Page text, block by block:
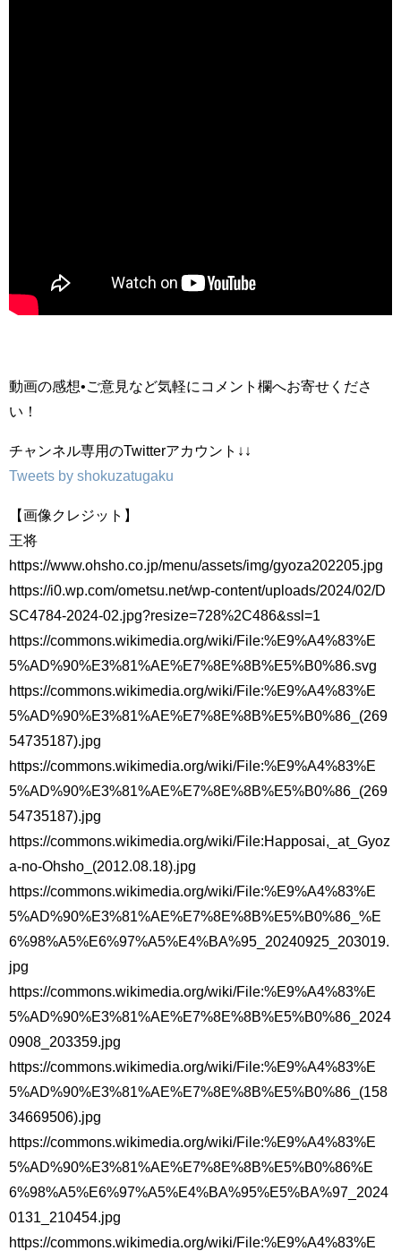
動画の感想•ご意見など気軽にコメント欄へお寄せくださ
い！
チャンネル専用のTwitterアカウント↓↓
Tweets by shokuzatugaku
【画像クレジット】
王将
https://www.ohsho.co.jp/menu/assets/img/gyoza202205.jpg
https://i0.wp.com/ometsu.net/wp-content/uploads/2024/02/D
SC4784-2024-02.jpg?resize=728%2C486&ssl=1
https://commons.wikimedia.org/wiki/File:%E9%A4%83%E
5%AD%90%E3%81%AE%E7%8E%8B%E5%B0%86.svg
https://commons.wikimedia.org/wiki/File:%E9%A4%83%E
5%AD%90%E3%81%AE%E7%8E%8B%E5%B0%86_(269
54735187).jpg
https://commons.wikimedia.org/wiki/File:%E9%A4%83%E
5%AD%90%E3%81%AE%E7%8E%8B%E5%B0%86_(269
54735187).jpg
https://commons.wikimedia.org/wiki/File:Happosai,_at_Gyoz
a-no-Ohsho_(2012.08.18).jpg
https://commons.wikimedia.org/wiki/File:%E9%A4%83%E
5%AD%90%E3%81%AE%E7%8E%8B%E5%B0%86_%E
6%98%A5%E6%97%A5%E4%BA%95_20240925_203019.
jpg
https://commons.wikimedia.org/wiki/File:%E9%A4%83%E
5%AD%90%E3%81%AE%E7%8E%8B%E5%B0%86_2024
0908_203359.jpg
https://commons.wikimedia.org/wiki/File:%E9%A4%83%E
5%AD%90%E3%81%AE%E7%8E%8B%E5%B0%86_(158
34669506).jpg
https://commons.wikimedia.org/wiki/File:%E9%A4%83%E
5%AD%90%E3%81%AE%E7%8E%8B%E5%B0%86%E
6%98%A5%E6%97%A5%E4%BA%95%E5%BA%97_2024
0131_210454.jpg
https://commons.wikimedia.org/wiki/File:%E9%A4%83%E